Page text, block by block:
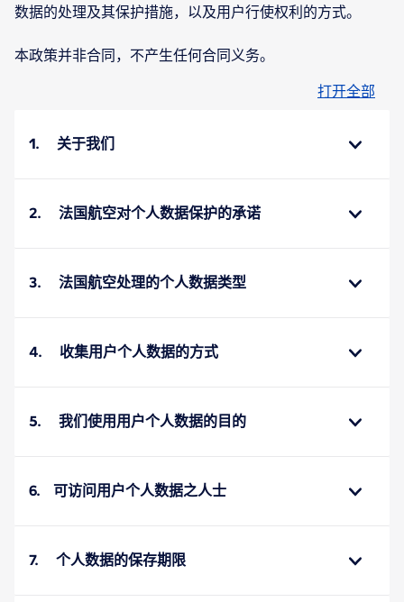
数据的处理及其保护措施，以及用户行使权利的方式。
本政策并非合同，不产生任何合同义务。
打开全部
1. 关于我们
2. 法国航空对个人数据保护的承诺
3. 法国航空处理的个人数据类型
4. 收集用户个人数据的方式
5. 我们使用用户个人数据的目的
6. 可访问用户个人数据之人士
7. 个人数据的保存期限